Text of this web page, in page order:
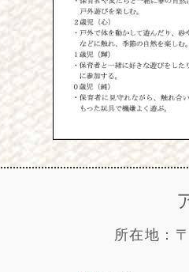
所在地：